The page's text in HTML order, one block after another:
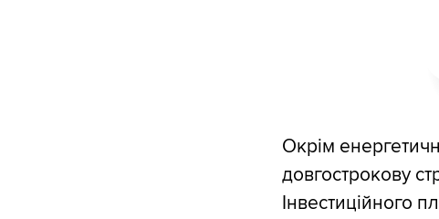
Окрім
довгострокову
Інвестиційного